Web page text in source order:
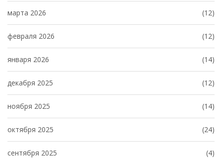
марта 2026 (12)
февраля 2026 (12)
января 2026 (14)
декабря 2025 (12)
ноября 2025 (14)
октября 2025 (24)
сентября 2025 (4)